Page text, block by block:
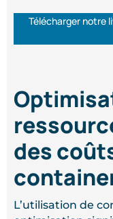
Télécharger notre
des
L’utilisation de